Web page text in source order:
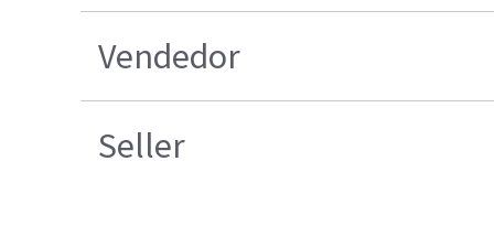
Vendedor
Seller